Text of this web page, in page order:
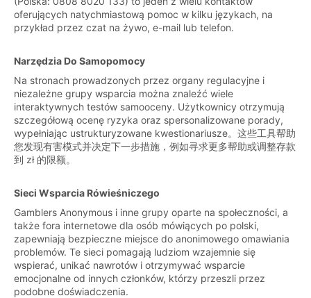
oferujących natychmiastową pomoc w kilku językach, na
przykład przez czat na żywo, e-mail lub telefon.
Narzędzia Do Samopomocy
Na stronach prowadzonych przez organy regulacyjne i
niezależne grupy wsparcia można znaleźć wiele
interaktywnych testów samooceny. Użytkownicy otrzymują
szczegółową ocenę ryzyka oraz spersonalizowane porady,
wypełniając ustrukturyzowane kwestionariusze。这些工具帮助
您发现有害模式并决定下一步措施，例如寻求更多帮助或调整存款
到 zł 的限额。
Sieci Wsparcia Rówieśniczego
Gamblers Anonymous i inne grupy oparte na społeczności, a
także fora internetowe dla osób mówiących po polski,
zapewniają bezpieczne miejsce do anonimowego omawiania
problemów. Te sieci pomagają ludziom wzajemnie się
wspierać, unikać nawrotów i otrzymywać wsparcie
emocjonalne od innych członków, którzy przeszli przez
podobne doświadczenia.